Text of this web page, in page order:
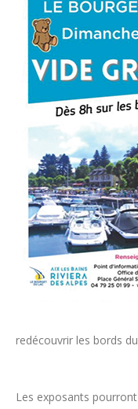
redécouvrir les bords
Les exposants